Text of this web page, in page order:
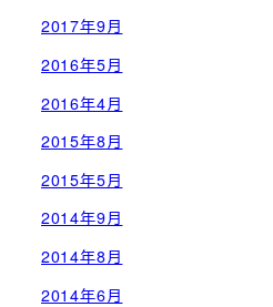
2017年9月
2016年5月
2016年4月
2015年8月
2015年5月
2014年9月
2014年8月
2014年6月